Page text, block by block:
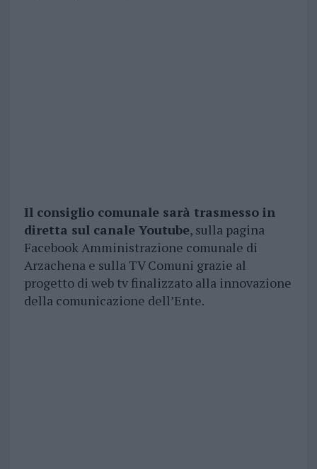
Il consiglio comunale sarà trasmesso in
diretta sul canale Youtube, sulla pagina
Facebook Amministrazione comunale di
Arzachena e sulla TV Comuni grazie al
progetto di web tv finalizzato alla innovazione
della comunicazione dell’Ente.